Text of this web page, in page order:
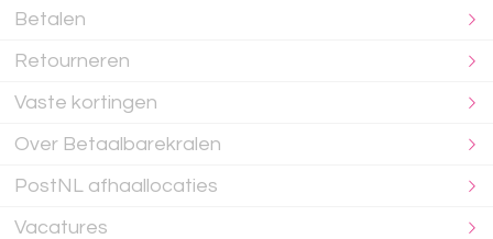
Betalen
Retourneren
Vaste kortingen
Over Betaalbarekralen
PostNL afhaallocaties
Vacatures